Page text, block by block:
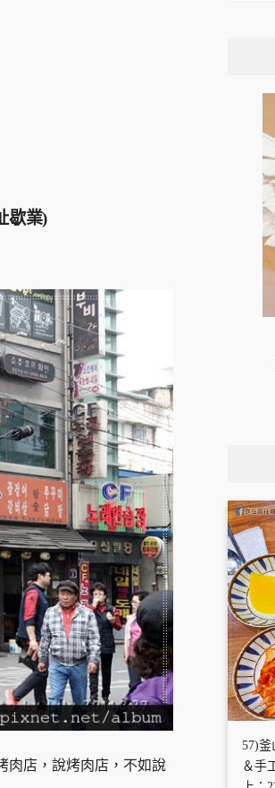
歇業)
肉店，說烤肉店，不如說
57)釜
＆手